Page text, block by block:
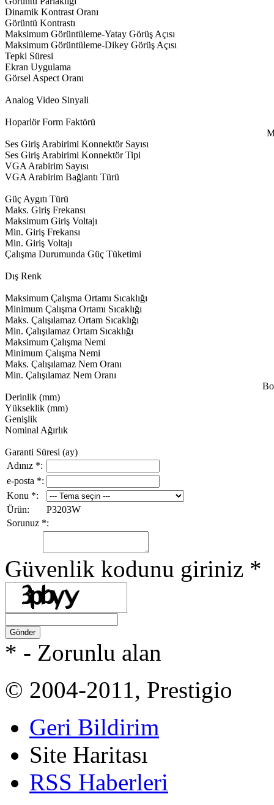
Dinamik Kontrast Oranı
Görüntü Kontrastı
Maksimum Görüntüleme-Yatay Görüş Açısı
Maksimum Görüntüleme-Dikey Görüş Açısı
Tepki Süresi
Ekran Uygulama
Görsel Aspect Oranı
Analog Video Sinyali
Hoparlör Form Faktörü
Ses Giriş Arabirimi Konnektör Sayısı
Ses Giriş Arabirimi Konnektör Tipi
VGA Arabirim Sayısı
VGA Arabirim Bağlantı Türü
Güç Aygıtı Türü
Maks. Giriş Frekansı
Maksimum Giriş Voltajı
Min. Giriş Frekansı
Min. Giriş Voltajı
Çalışma Durumunda Güç Tüketimi
Dış Renk
Maksimum Çalışma Ortamı Sıcaklığı
Minimum Çalışma Ortamı Sıcaklığı
Maks. Çalışılamaz Ortam Sıcaklığı
Min. Çalışılamaz Ortam Sıcaklığı
Maksimum Çalışma Nemi
Minimum Çalışma Nemi
Maks. Çalışılamaz Nem Oranı
Min. Çalışılamaz Nem Oranı
Derinlik (mm)
Yükseklik (mm)
Genişlik
Nominal Ağırlık
Garanti Süresi (ay)
Adınız *:
e-posta *:
Konu *:
Ürün:
P3203W
Sorunuz *:
Güvenlik kodunu giriniz *
Gönder
* - Zorunlu alan
© 2004-2011, Prestigio
Geri Bildirim
Site Haritası
RSS Haberleri